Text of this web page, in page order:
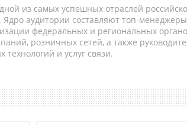
из самых успешных отраслей
аудитории составляют топ-
федеральных и региональных
розничных сетей, а также
и услуг связи.